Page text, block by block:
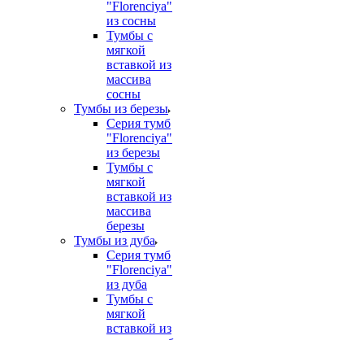
"Florenciya"
из сосны
Тумбы с
мягкой
вставкой из
массива
сосны
Тумбы из березы
Серия тумб
"Florenciya"
из березы
Тумбы с
мягкой
вставкой из
массива
березы
Тумбы из дуба
Серия тумб
"Florenciya"
из дуба
Тумбы с
мягкой
вставкой из